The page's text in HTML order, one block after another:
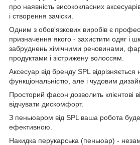
про наявність висококласних
і створення зачіски.
Одним з обов'язкових виробів є
призначення якого - захистити одяг і
забруднень хімічними речовинами,
продуктами і зістрижену волоссям.
Аксесуар від бренду SPL
функціональністю, але і чудовим
Просторий фасон дозволить клієнтові
відчувати дискомфорт.
З пеньюаром від SPL ваша робота
ефективною.
Накидка перукарська (пеньюар) -